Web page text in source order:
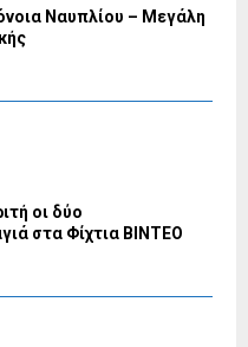
Ναυπλίου – Μεγάλη
οι δύο
στα Φίχτια ΒΙΝΤΕΟ